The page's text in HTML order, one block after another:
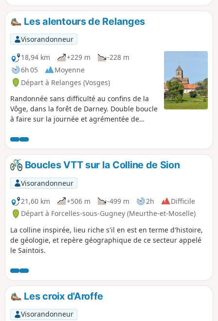
Les alentours de Relanges
Visorandonneur
18,94 km
+229 m
-228 m
6h 05
Moyenne
Départ à Relanges (Vosges)
Randonnée sans difficulté au confins de la
Vôge, dans la forêt de Darney. Double boucle
à faire sur la journée et agrémentée de
époques .
Boucles VTT sur la Colline de Sion
Visorandonneur
21,60 km
+506 m -499 m 2h
Difficile
Départ à Forcelles-sous-Gugney (Meurthe-et-Moselle)
La colline inspirée, lieu riche s'il en est en terme d'histoire,
de géologie, et repère géographique de ce secteur appelé
le Saintois.
Les croix d'Aroffe
Visorandonneur